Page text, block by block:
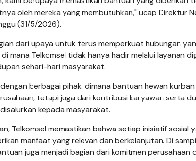
oleh mereka yang membutuhkan," ucap Direktur
(31/5/2026).
dari upaya untuk terus memperkuat hubungan
mana Telkomsel tidak hanya hadir melalui layanan
sehari-hari masyarakat.
berbagai pihak, dimana bantuan hewan
tetapi juga dari kontribusi karyawan serta
kepada masyarakat.
Telkomsel memastikan bahwa setiap inisiatif sosial
manfaat yang relevan dan berkelanjutan. Di
juga menjadi bagian dari komitmen perusahaan